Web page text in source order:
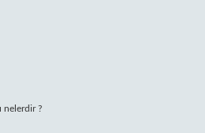
nelerdir ?